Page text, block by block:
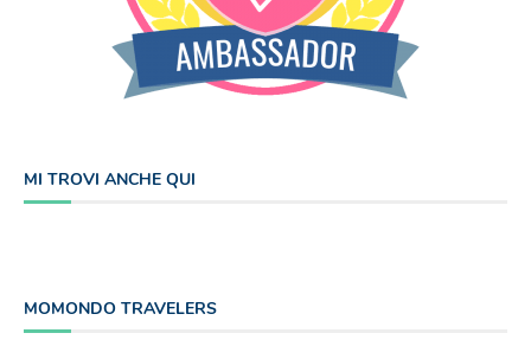
MI TROVI ANCHE QUI
MOMONDO TRAVELERS